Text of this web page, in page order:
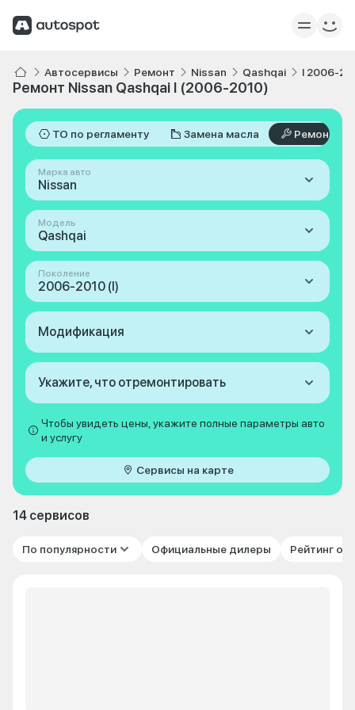
Автосервисы Ремонт Nissan Qashqai I 2006-
Ремонт Nissan Qashqai I (2006-2010)
ТО по регламенту Замена масла Ремонт
Марка авто
Nissan
Модель
Qashqai
Поколение
2006-2010 (I)
Модификация
Укажите, что отремонтировать
Чтобы увидеть цены, укажите полные параметры авто
и услугу
Сервисы на карте
14 сервисов
По популярности Официальные дилеры Рейтинг